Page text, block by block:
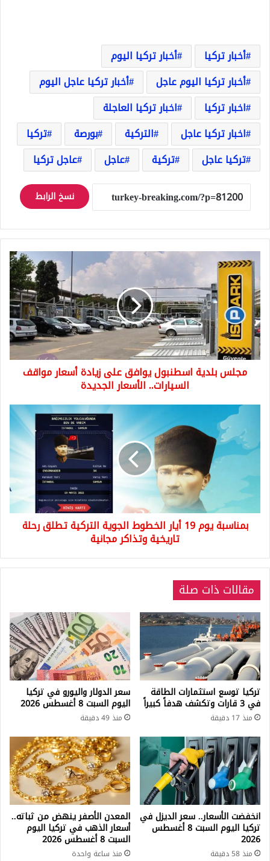
أخبار تركيا
أخبار تركيا اليوم
أخبار تركيا اليوم عاجل
أخبار تركيا عاجل اليوم
اخبار تركيا
اخبار تركيا العاجلة
اخبار تركيا عاجل
التركية بورصة
تركيا
تركيا عاجل
تركية عاجل عاجل تركيا
نسخ الرابط
مجلس
بلدية
اسطنبول
يوافق
على
زيادة
أسعار
مواقف
السيارات..
الأسعار
مجلس بلدية اسطنبول يوافق على زيادة أسعار مواقف
السيارات.. الأسعار الجديدة
بمناسبة
أيار
الجوية
التركية
تطلق
رحلة
تاريخية
بمناسبة يوم 19 أيار الخطوط الجوية التركية تطلق رحلة
تاريخية وتذاكر مجانية
مقالات ذات صلة
تركيا توسع استثمارات الطاقة
في 3 قارات وتكشف هدفاً كبيراً
منذ 17 دقيقة
سعر الدولار واليورو في تركيا
اليوم السبت 8 أغسطس 2026
منذ 49 دقيقة
انخفضت الأسعار.. سعر الديزل في
تركيا اليوم السبت 8 أغسطس
2026
منذ 58 دقيقة
المعدن الأصفر ينهض من ثباته..
أسعار الذهب في تركيا اليوم
السبت 8 أغسطس 2026
منذ ساعة واحدة